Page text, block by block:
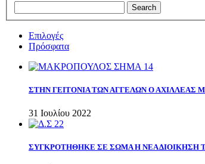
Επιλογές
Πρόσφατα
ΣΤΗΝ ΓΕΙΤΟΝΙΑ ΤΩΝ ΑΓΓΕΛΩΝ Ο
31 Ιουλίου 2022
ΣΥΓΚΡΟΤΗΘΗΚΕ ΣΕ ΣΩΜΑ Η ΝΕΑ ΔΙΟΙΚΗΣΗ